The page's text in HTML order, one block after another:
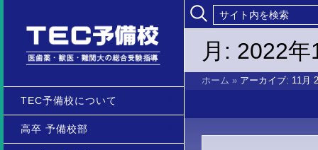
TEC予備校について
高卒 予備校部
月: 2022年
ホーム » アーカイブ: 11月